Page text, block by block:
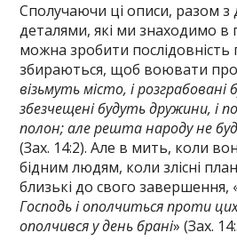
Сполучаючи ці описи, разом
деталями, які ми знаходимо в
можна зробити послідовність
збираються, щоб воювати
візьмуть місто, і розграбовані
збезчещені будуть дружини, і
полон; але решта народу не
(Зах. 14:2). Але в мить, коли
бідним людям, коли злісні
близькі до свого завершення,
Господь і ополчиться проти
ополчився у день брані» (Зах.